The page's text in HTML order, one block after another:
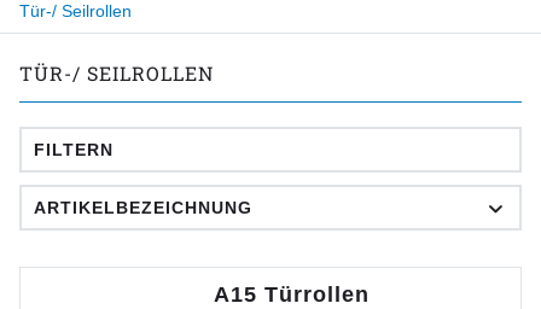
Tür-/ Seilrollen
TÜR-/ SEILROLLEN
FILTERN
A15 Türrollen